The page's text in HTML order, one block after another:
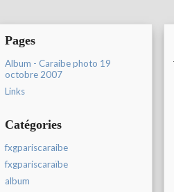
Pages
Album - Caraibe photo 19
octobre 2007
Links
Catégories
fxgpariscaraibe
fxgpariscaraïbe
album